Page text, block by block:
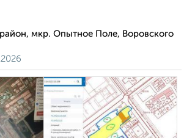
мкр. Опытное Поле, Воровского